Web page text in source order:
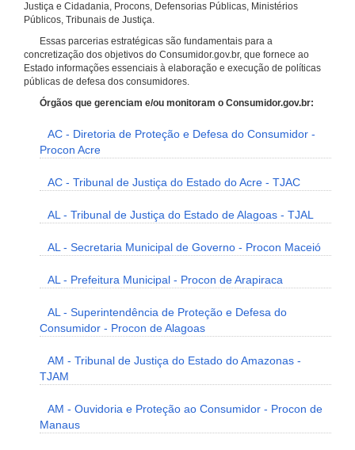
Justiça e Cidadania, Procons, Defensorias Públicas, Ministérios
Públicos, Tribunais de Justiça.
Essas parcerias estratégicas são fundamentais para a
concretização dos objetivos do Consumidor.gov.br, que fornece ao
Estado informações essenciais à elaboração e execução de políticas
públicas de defesa dos consumidores.
Órgãos que gerenciam e/ou monitoram o Consumidor.gov.br:
AC - Diretoria de Proteção e Defesa do Consumidor -
Procon Acre
AC - Tribunal de Justiça do Estado do Acre - TJAC
AL - Tribunal de Justiça do Estado de Alagoas - TJAL
AL - Secretaria Municipal de Governo - Procon Maceió
AL - Prefeitura Municipal - Procon de Arapiraca
AL - Superintendência de Proteção e Defesa do
Consumidor - Procon de Alagoas
AM - Tribunal de Justiça do Estado do Amazonas -
TJAM
AM - Ouvidoria e Proteção ao Consumidor - Procon de
Manaus